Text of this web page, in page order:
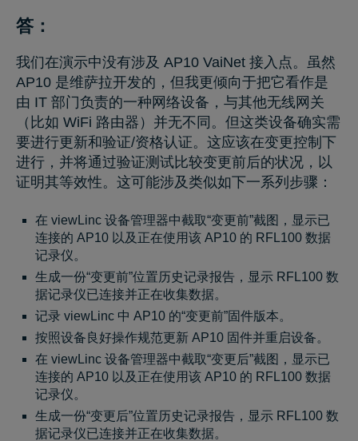
答：
我们在演示中没有涉及 AP10 VaiNet 接入点。虽然
AP10 是维萨拉开发的，但我更倾向于把它看作是
由 IT 部门负责的一种网络设备，与其他无线网关
（比如 WiFi 路由器）并无不同。但这类设备确实需
要进行更新和验证/资格认证。这应该在变更控制下
进行，并将通过验证测试比较变更前后的状况，以
证明其等效性。这可能涉及类似如下一系列步骤：
在 viewLinc 设备管理器中截取“变更前”截图，显示已
连接的 AP10 以及正在使用该 AP10 的 RFL100 数据
记录仪。
生成一份“变更前”位置历史记录报告，显示 RFL100 数
据记录仪已连接并正在收集数据。
记录 viewLinc 中 AP10 的“变更前”固件版本。
按照设备良好操作规范更新 AP10 固件并重启设备。
在 viewLinc 设备管理器中截取“变更后”截图，显示已
连接的 AP10 以及正在使用该 AP10 的 RFL100 数据
记录仪。
生成一份“变更后”位置历史记录报告，显示 RFL100 数
据记录仪已连接并正在收集数据。